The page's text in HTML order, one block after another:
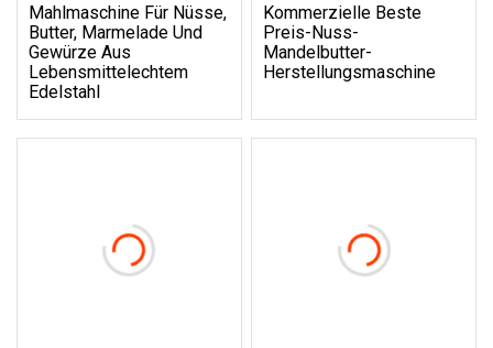
Mahlmaschine Für Nüsse,
Butter, Marmelade Und
Gewürze Aus
Lebensmittelechtem
Edelstahl
Kommerzielle Beste
Preis-Nuss-
Mandelbutter-
Herstellungsmaschine